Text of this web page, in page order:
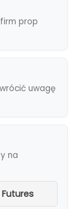
prop
uwagę
na